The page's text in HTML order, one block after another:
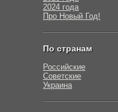
2024 года
Про Новый Год!
По странам
Российские
Советские
Украина